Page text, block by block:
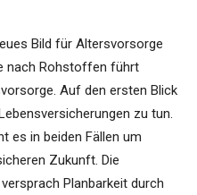
Bild für Altersvorsorge
nach Rohstoffen führt
Auf den ersten Blick
zu tun.
es in beiden Fällen um
Zukunft. Die
Planbarkeit durch